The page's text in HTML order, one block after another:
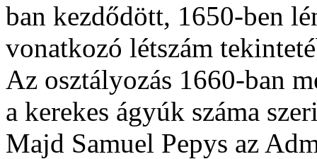
ban kezdődött, 1650-ben
vonatkozó létszám
Az osztályozás 1660-ban
a kerekes ágyúk száma
Majd Samuel Pepys az